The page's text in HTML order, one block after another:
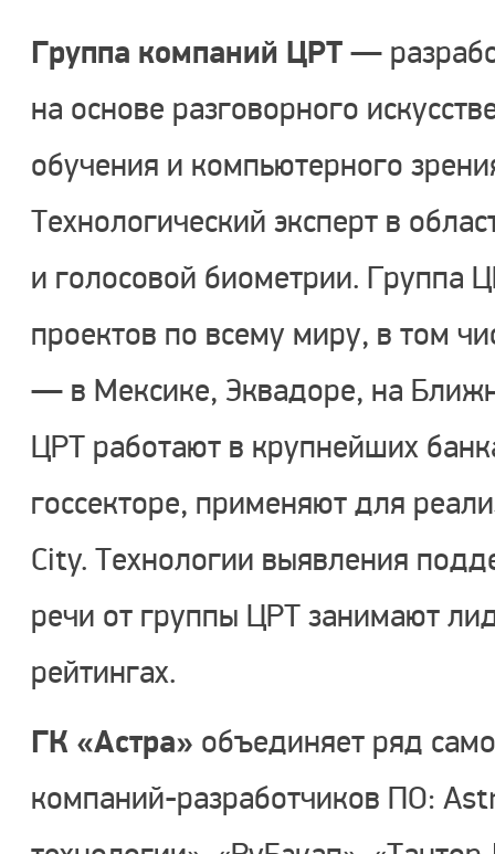
Группа компаний ЦРТ—
на основе разговорного
обучения и компьютерного
Технологический эксперт в
и голосовой биометрии. Группа
проектов по всему миру, в том
— в Мексике, Эквадоре, на
ЦРТ работают в крупнейших
госсекторе, применяют для
City. Технологии выявления
речи от группы ЦРТ занимают
рейтингах.
ГК «Астра» объединяет ряд
компаний-разработчиков ПО: